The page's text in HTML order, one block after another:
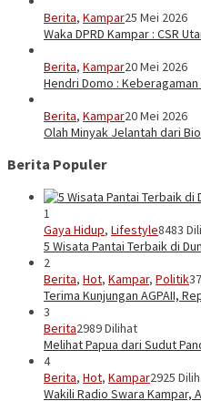
Berita, Kampar25 Mei 2026
Waka DPRD Kampar : CSR
Berita, Kampar20 Mei 2026
Hendri Domo :
Berita, Kampar20 Mei 2026
Olah Minyak Jelantah dari
Berita Populer
1
Gaya Hidup, Lifestyle8483
5 Wisata Pantai Terbaik di
2
Berita, Hot, Kampar, Politik
Terima Kunjungan AGPAII,
3
Berita2989 Dilihat
Melihat Papua dari Sudut
4
Berita, Hot, Kampar2925
Wakili Radio Swara Kampar,